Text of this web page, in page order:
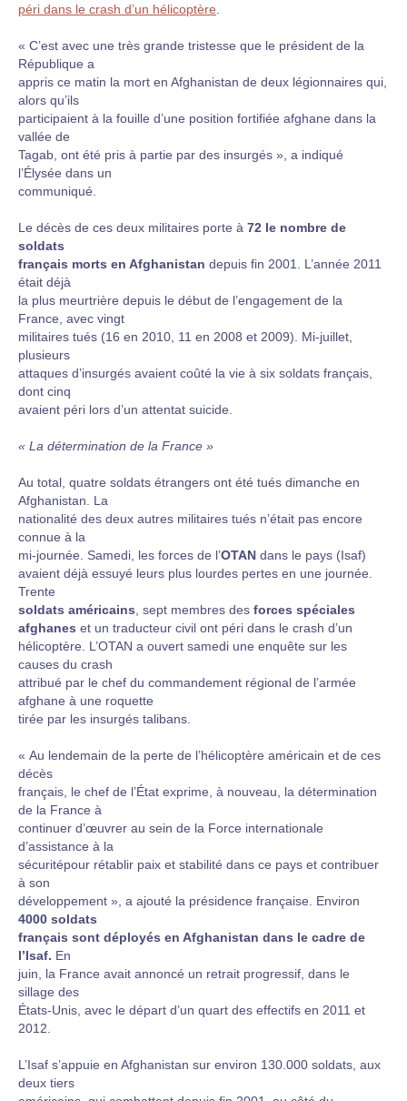
péri dans le crash d’un hélicoptère
« C’est avec une très grande tristesse que le président de la
République a
appris ce matin la mort en Afghanistan de deux légionnaires qui,
alors qu’ils
participaient à la fouille d’une position fortifiée afghane dans la
vallée de
Tagab, ont été pris à partie par des insurgés », a indiqué
l’Élysée dans un
communiqué.
Le décès de ces deux militaires porte à 72 le nombre de
soldats
français morts en Afghanistan depuis fin 2001. L’année 2011
était déjà
la plus meurtrière depuis le début de l’engagement de la
France, avec vingt
militaires tués (16 en 2010, 11 en 2008 et 2009). Mi-juillet,
plusieurs
attaques d’insurgés avaient coûté la vie à six soldats français,
dont cinq
avaient péri lors d’un attentat suicide.
« La détermination de la France »
Au total, quatre soldats étrangers ont été tués dimanche en
Afghanistan. La
nationalité des deux autres militaires tués n’était pas encore
connue à la
mi-journée. Samedi, les forces de l’OTAN dans le pays (Isaf)
avaient déjà essuyé leurs plus lourdes pertes en une journée.
Trente
soldats américains , sept membres des forces spéciales
afghanes et un traducteur civil ont péri dans le crash d’un
hélicoptère. L’OTAN a ouvert samedi une enquête sur les
causes du crash
attribué par le chef du commandement régional de l’armée
afghane à une roquette
tirée par les insurgés talibans.
« Au lendemain de la perte de l’hélicoptère américain et de ces
décès
français, le chef de l’État exprime, à nouveau, la détermination
de la France à
continuer d’œuvrer au sein de la Force internationale
d’assistance à la
sécuritépour rétablir paix et stabilité dans ce pays et contribuer
à son
développement », a ajouté la présidence française. Environ
4000 soldats
français sont déployés en Afghanistan dans le cadre de
l’Isaf. En
juin, la France avait annoncé un retrait progressif, dans le
sillage des
États-Unis, avec le départ d’un quart des effectifs en 2011 et
2012.
L’Isaf s’appuie en Afghanistan sur environ 130.000 soldats, aux
deux tiers